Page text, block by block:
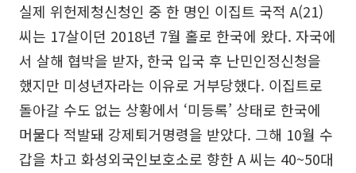
실제 위헌제청신청인 중 한 명인 이집트 국적 A(21)
씨는 17살이던 2018년 7월 홀로 한국에 왔다. 자국에
서 살해 협박을 받자, 한국 입국 후 난민인정신청을
했지만 미성년자라는 이유로 거부당했다. 이집트로
돌아갈 수도 없는 상황에서 ‘미등록’ 상태로 한국에
머물다 적발돼 강제퇴거명령을 받았다. 그해 10월 수
갑을 차고 화성외국인보호소로 향한 A 씨는 40~50대